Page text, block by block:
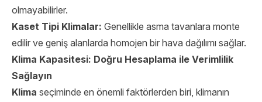
olmayabilirler.
Kaset Tipi Klimalar: Genellikle asma tavanlara monte
edilir ve geniş alanlarda homojen bir hava dağılımı sağlar.
Klima Kapasitesi: Doğru Hesaplama ile Verimlilik
Sağlayın
Klima seçiminde en önemli faktörlerden biri, klimanın